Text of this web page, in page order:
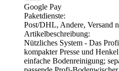
Google Pay
Paketdienste:
Post/DHL, Andere, Versand
Artikelbeschreibung:
Nützliches System - Das
kompakter Presse und
einfache Bodenreinigung;